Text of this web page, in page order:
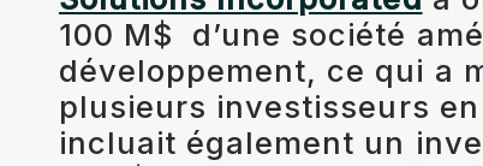
100 M$ d’une société
développement, ce qui a
plusieurs investisseurs
incluait également un